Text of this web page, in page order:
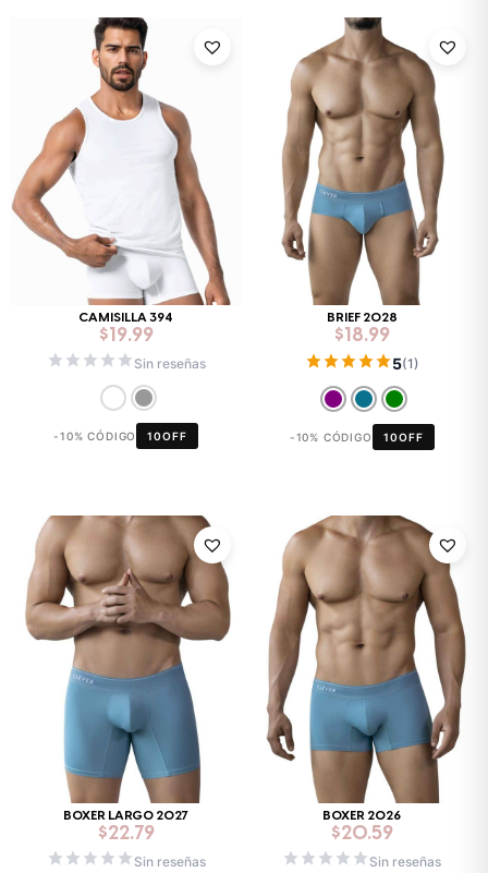
CAMISILLA 394
$19.99
Sin reseñas
-10% CÓDIGO 10OFF
BRIEF 2028
$18.99
5(1)
-10% CÓDIGO 10OFF
BOXER LARGO 2027
$22.79
Sin reseñas
BOXER 2026
$20.59
Sin reseñas